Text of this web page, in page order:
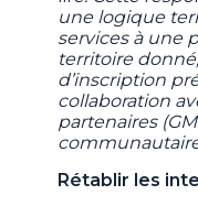
une logique
services à une
territoire
d’inscription
collaboration
partenaires
Rétablir les